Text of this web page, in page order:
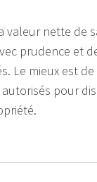
valeur nette de
prudence et
Le mieux est
autorisés pour